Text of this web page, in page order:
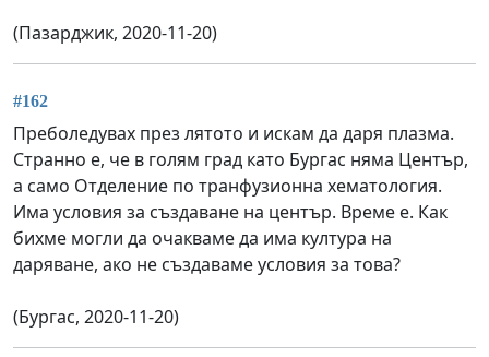
(Пазарджик, 2020-11-20)
#162
Преболедувах през лятото и искам да даря плазма.
Странно е, че в голям град като Бургас няма Център,
а само Отделение по транфузионна хематология.
Има условия за създаване на център. Време е. Как
бихме могли да очакваме да има култура на
даряване, ако не създаваме условия за това?
(Бургас, 2020-11-20)